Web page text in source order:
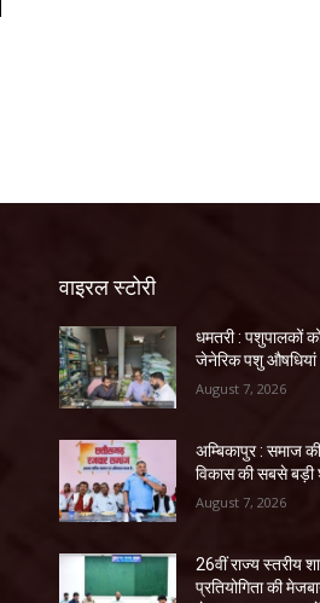
वाइरल स्टोरी
धमतरी : पशुपालकों
जेनेरिक पशु औषधियां
August 7, 2026
अम्बिकापुर : समाज
विकास की सबसे
August 7, 2026
26वीं राज्य स्तरीय
प्रतियोगिता की